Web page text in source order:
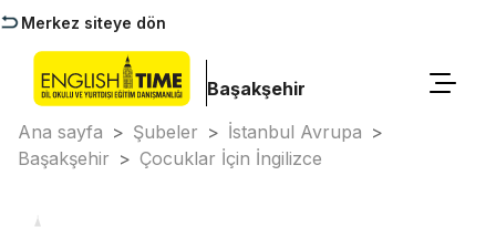
Merkez siteye dön
Başakşehir
Ana sayfa > Şubeler > İstanbul Avrupa >
Başakşehir > Çocuklar İçin İngilizce